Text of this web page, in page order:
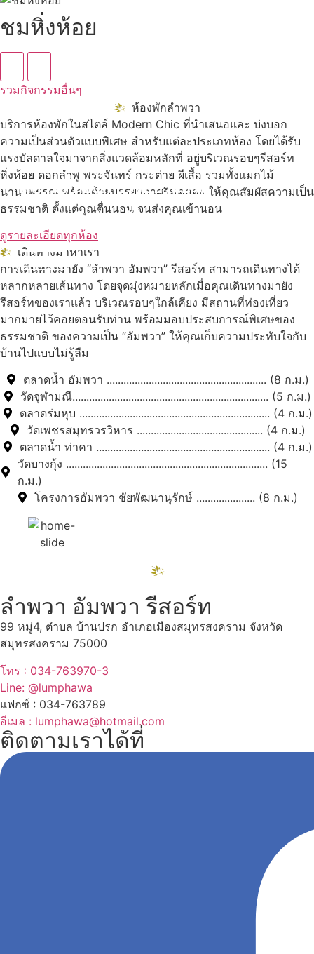
นับหิ่งห้อย ร้อยลำพู ดูพระจันทร์
ชมหิ่งห้อย
รวมกิจกรรมอื่นๆ
ห้องพักลำพวา
บริการห้องพักในสไตล์ Modern Chic ที่นำเสนอและ บ่งบอก
ความเป็นส่วนตัวแบบพิเศษ สำหรับแต่ละประเภทห้อง โดยได้รับ
แรงบัลดาลใจมาจากสิ่งแวดล้อมหลักที่ อยู่บริเวณรอบๆรีสอร์ท
หิ่งห้อย ดอกลำพู พระจันทร์ กระต่าย ผีเสื้อ รวมทั้งแมกไม้
นานาพรรณ พร้อมด้วยบรรยากาศริมคลอง ให้คุณสัมผัสความเป็น
ธรรมชาติ ตั้งแต่คุณตื่นนอน จนส่งคุณเข้านอน
ดูรายละเอียดทุกห้อง
เดินทางมาหาเรา
การเดินทางมายัง “ลำพวา อัมพวา” รีสอร์ท สามารถเดินทางได้
หลากหลายเส้นทาง โดยจุดมุ่งหมายหลักเมื่อคุณเดินทางมายัง
รีสอร์ทของเราแล้ว บริเวณรอบๆใกล้เคียง มีสถานที่ท่องเที่ยว
มากมายไว้คอยตอนรับท่าน พร้อมมอบประสบการณ์พิเศษของ
ธรรมชาติ ของความเป็น “อัมพวา” ให้คุณเก็บความประทับใจกับ
บ้านไปแบบไม่รู้ลืม
ตลาดน้ำ อัมพวา ......................................................... (8 ก.ม.)
วัดจุฬามณี...................................................................... (5 ก.ม.)
ตลาดร่มหุบ .................................................................... (4 ก.ม.)
วัดเพชรสมุทรวรวิหาร ............................................. (4 ก.ม.)
ตลาดน้ำ ท่าคา .............................................................. (4 ก.ม.)
วัดบางกุ้ง ........................................................................ (15
ก.ม.)
โครงการอัมพวา ชัยพัฒนานุรักษ์ ..................... (8 ก.ม.)
สถานที่ท่องเที่ยวรอบรีสอร์ท
ดูทั้งหมด
ลำพวา อัมพวา รีสอร์ท
99 หมู่4, ตำบล บ้านปรก อำเภอเมืองสมุทรสงคราม จังหวัด
สมุทรสงคราม 75000
โทร : 034-763970-3
Line: @lumphawa
แฟกซ์ : 034-763789
อีเมล : lumphawa@hotmail.com
ติดตามเราได้ที่